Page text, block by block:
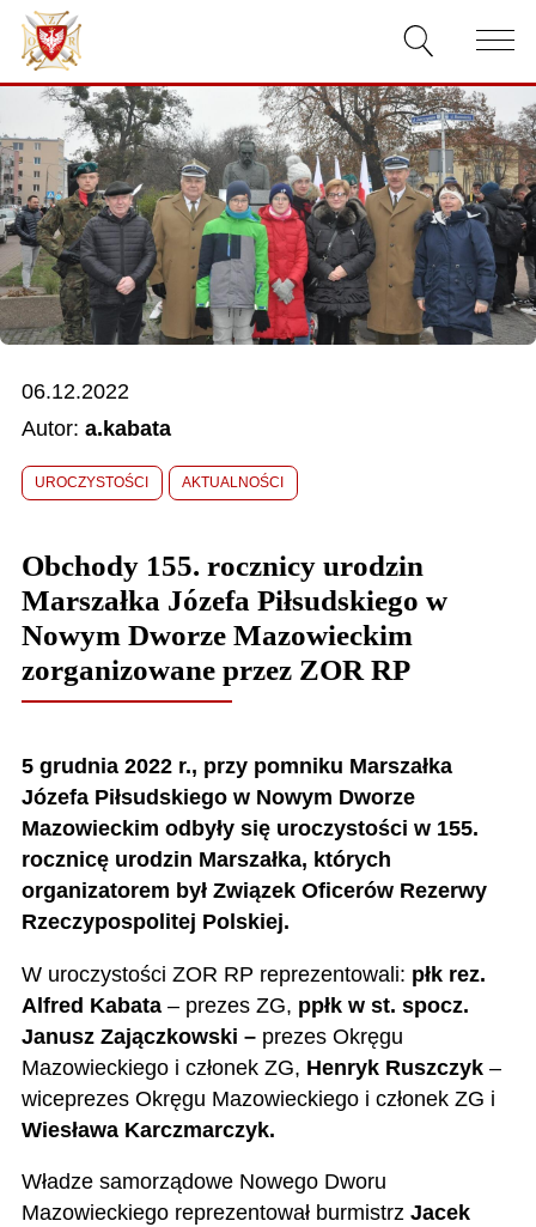
AKTUALNOŚCI
O ZWIĄZKU
DOKUMENTY
WŁADZE
RELACJE FILMOWE
KONKURSY
06.12.2022
Autor: a.kabata
UROCZYSTOŚCI AKTUALNOŚCI
Obchody 155. rocznicy urodzin
Marszałka Józefa Piłsudskiego w
Nowym Dworze Mazowieckim
zorganizowane przez ZOR RP
5 grudnia 2022 r., przy pomniku Marszałka
Józefa Piłsudskiego w Nowym Dworze
Mazowieckim odbyły się uroczystości w 155.
rocznicę urodzin Marszałka, których
organizatorem był Związek Oficerów Rezerwy
Rzeczypospolitej Polskiej.
W uroczystości ZOR RP reprezentowali: płk rez.
Alfred Kabata– prezes ZG, ppłk w st. spocz.
Janusz Zajączkowski – prezes Okręgu
Mazowieckiego i członek ZG, Henryk Ruszczyk–
wiceprezes Okręgu Mazowieckiego i członek ZG i
Wiesława Karczmarczyk.
Władze samorządowe Nowego Dworu
Mazowieckiego reprezentował burmistrz Jacek